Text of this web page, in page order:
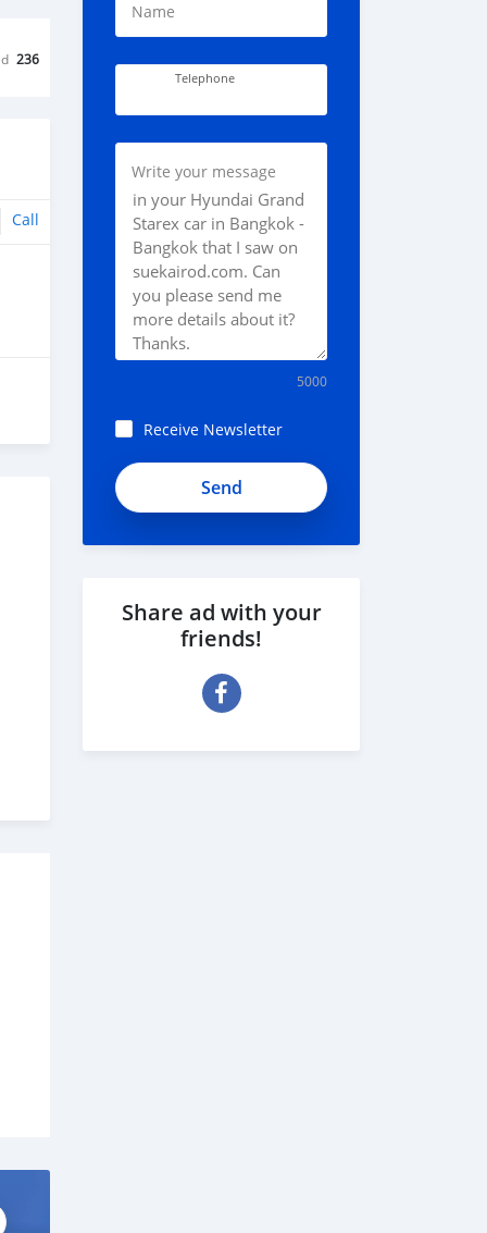
236
Call
Name
Telephone
Write your message
5000
Receive Newsletter
iHLzHszcCUyp8_8KQh7D
Share ad with your
friends!